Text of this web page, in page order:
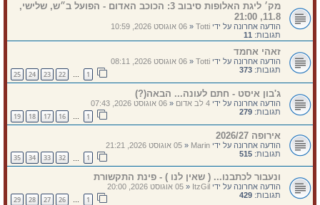
מק׳ ליגת האלופות סיבוב 3: הכוכב האדום - הפועל ב״ש, שלישי,
11.8, 21:00
הודעה אחרונה על ידי Totti
«06 אוגוסט 2026, 10:59
תגובות: 11
זאהי אחמד
הודעה אחרונה על ידי Totti
«06 אוגוסט 2026, 08:11
תגובות: 373
…
22
23
24
25
ג'בון איסט - חתם לעונה... הבאה(?)
הודעה אחרונה על ידי 4 לב אדום «06 אוגוסט 2026, 07:43
תגובות: 279
…
16
17
18
19
אירופה 2026/27
הודעה אחרונה על ידי Marin
«05 אוגוסט 2026, 21:21
תגובות: 515
32
33
34
35
ונעבור לכתבנו... ( שאין לנו ) - פינת התקשורת
הודעה אחרונה על ידי ItzGil
«05 אוגוסט 2026, 20:00
תגובות: 429
…
26
27
28
29